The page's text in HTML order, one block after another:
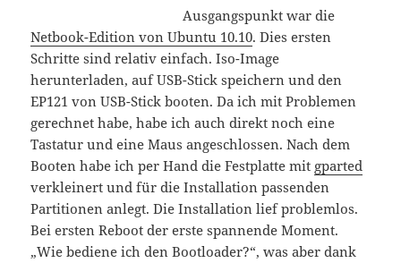
Ausgangspunkt war die
Netbook-Edition von Ubuntu 10.10. Dies ersten
Schritte sind relativ einfach. Iso-Image
herunterladen, auf USB-Stick speichern und den
EP121 von USB-Stick booten. Da ich mit Problemen
gerechnet habe, habe ich auch direkt noch eine
Tastatur und eine Maus angeschlossen. Nach dem
Booten habe ich per Hand die Festplatte mit gparted
verkleinert und für die Installation passenden
Partitionen anlegt. Die Installation lief problemlos.
Bei ersten Reboot der erste spannende Moment.
„Wie bediene ich den Bootloader?“, was aber dank